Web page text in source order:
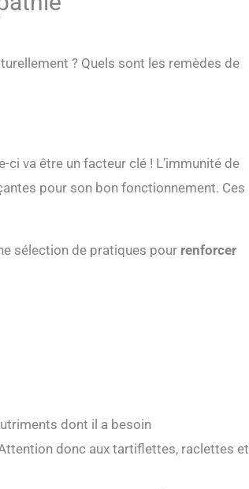
? Quels sont les remèdes de
ci va être un facteur clé ! L’immunité de
pour son bon fonctionnement. Ces
sélection de pratiques pour renforcer
dont il a besoin
donc aux tartiflettes, raclettes et